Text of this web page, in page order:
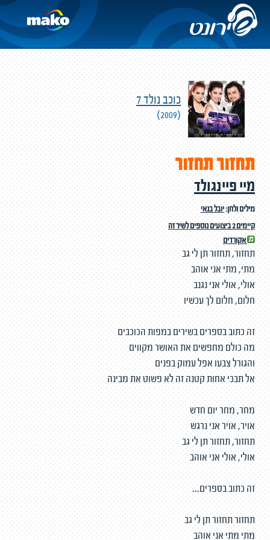
כוכב נולד 7
(2009)
תחזור תחזור
מיי פיינגולד
מילים ולחן:יובל בנאי
קיימים 2 ביצועים נוספים לשיר זה
אקורדים
תחזור, תחזור תן לי גב
מתי, מתי אני אוהב
אולי, אולי אני נגנב
חלום, חלום לך עכשיו
זה כתוב בספרים בשירים במפות הכוכבים
מה כולם מחפשים את האושר מקווים
והגורל צבעו אפל עמוק בפנים
אל תבכי אחות קטנה זה לא פשוט את מבינה
מחר, מחר יום חדש
אויר, אויר אני נרגש
תחזור, תחזור תן לי גב
אולי, אולי אני אוהב
זה כתוב בספרים...
תחזור תחזור תן לי גב
מתי מתי אני אוהב